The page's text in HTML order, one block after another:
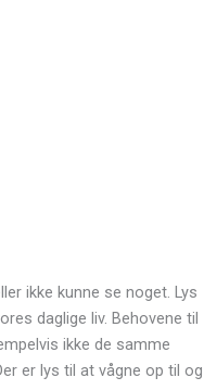
ikke kunne se noget. Lys
daglige liv. Behovene til
ikke de samme
er lys til at vågne op til og